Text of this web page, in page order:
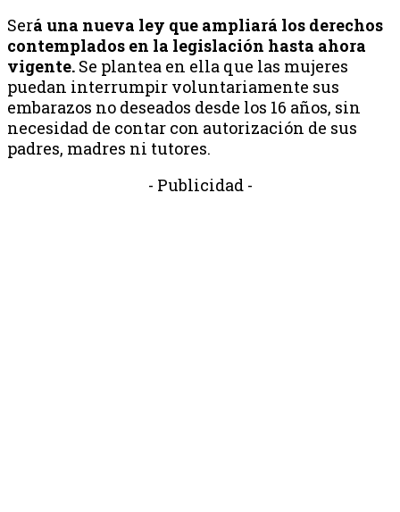
Será una nueva ley que ampliará los derechos
contemplados en la legislación hasta ahora
vigente. Se plantea en ella que las mujeres
puedan interrumpir voluntariamente sus
embarazos no deseados desde los 16 años, sin
necesidad de contar con autorización de sus
padres, madres ni tutores.
- Publicidad -